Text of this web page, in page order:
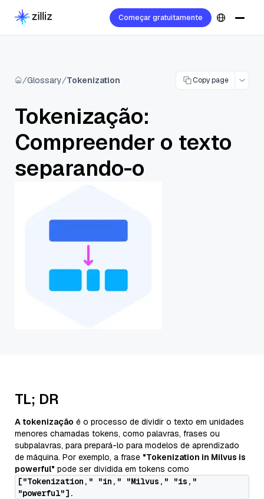
Começar gratuitamente
Glossary Tokenization Copy page
Tokenização:
Compreender o texto
separando-o
TL; DR
A tokenização é o processo de dividir o texto em unidades
menores chamadas tokens, como palavras, frases ou
subpalavras, para prepará-lo para modelos de aprendizado
de máquina. Por exemplo, a frase "Tokenization in Milvus is
powerful" pode ser dividida em tokens como
["Tokenization," "in," "Milvus," "is,"
"powerful"].